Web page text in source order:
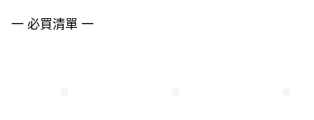
２．關於個人資料處理事宜，請瀏覽以下網址：
一 必買清單 一